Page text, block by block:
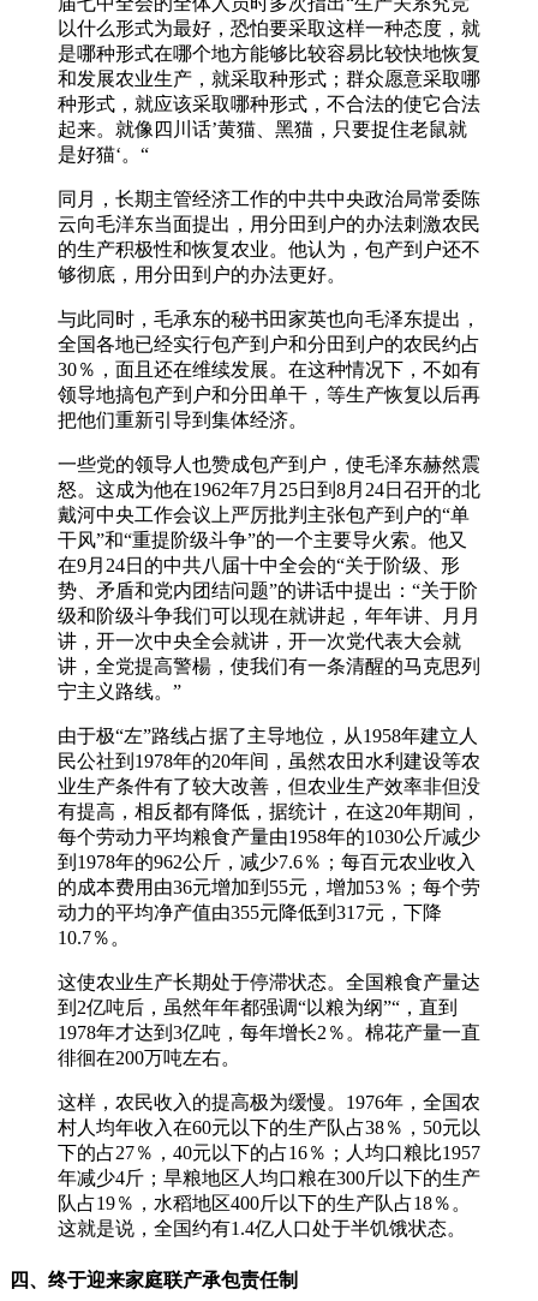
以什么形式为最好，恐怕要采取这样一种态度，就
是哪种形式在哪个地方能够比较容易比较快地恢复
和发展农业生产，就采取种形式；群众愿意采取哪
种形式，就应该采取哪种形式，不合法的使它合法
起来。就像四川话’黄猫、黑猫，只要捉住老鼠就
是好猫‘。“
同月，长期主管经济工作的中共中央政治局常委陈
云向毛洋东当面提出，用分田到户的办法刺激农民
的生产积极性和恢复农业。他认为，包产到户还不
够彻底，用分田到户的办法更好。
与此同时，毛承东的秘书田家英也向毛泽东提出，
全国各地已经实行包产到户和分田到户的农民约占
30％，面且还在维续发展。在这种情况下，不如有
领导地搞包产到户和分田单干，等生产恢复以后再
把他们重新引导到集体经济。
一些党的领导人也赞成包产到户，使毛泽东赫然震
怒。这成为他在1962年7月25日到8月24日召开的北
戴河中央工作会议上严厉批判主张包产到户的“单
干风”和“重提阶级斗争”的一个主要导火索。他又
在9月24日的中共八届十中全会的“关于阶级、形
势、矛盾和党内团结问题”的讲话中提出：“关于阶
级和阶级斗争我们可以现在就讲起，年年讲、月月
讲，开一次中央全会就讲，开一次党代表大会就
讲，全党提高警楊，使我们有一条清醒的马克思列
宁主义路线。”
由于极“左”路线占据了主导地位，从1958年建立人
民公社到1978年的20年间，虽然农田水利建设等农
业生产条件有了较大改善，但农业生产效率非但没
有提高，相反都有降低，据统计，在这20年期间，
每个劳动力平均粮食产量由1958年的1030公斤减少
到1978年的962公斤，减少7.6％；每百元农业收入
的成本费用由36元增加到55元，增加53％；每个劳
动力的平均净产值由355元降低到317元，下降
10.7％。
这使农业生产长期处于停滞状态。全国粮食产量达
到2亿吨后，虽然年年都强调“以粮为纲”“，直到
1978年才达到3亿吨，每年增长2％。棉花产量一直
徘徊在200万吨左右。
这样，农民收入的提高极为缓慢。1976年，全国农
村人均年收入在60元以下的生产队占38％，50元以
下的占27％，40元以下的占16％；人均口粮比1957
年减少4斤；旱粮地区人均口粮在300斤以下的生产
队占19％，水稻地区400斤以下的生产队占18％。
这就是说，全国约有1.4亿人口处于半饥饿状态。
四、终于迎来家庭联产承包责任制